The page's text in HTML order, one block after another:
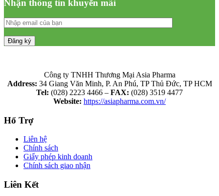
Nhận thông tin khuyến mãi
Công ty TNHH Thương Mại Asia Pharma
Address: 34 Giang Văn Minh, P. An Phú, TP Thủ Đức, TP HCM
Tel: (028) 2223 4466 – FAX: (028) 3519 4477
Website: https://asiapharma.com.vn/
Hổ Trợ
Liên hệ
Chính sách
Giấy phép kinh doanh
Chính sách giao nhận
Liên Kết